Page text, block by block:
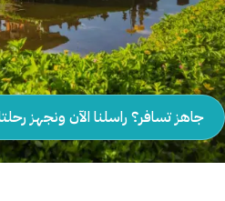
جاهز تسافر؟ راسلنا الآن ونجهز